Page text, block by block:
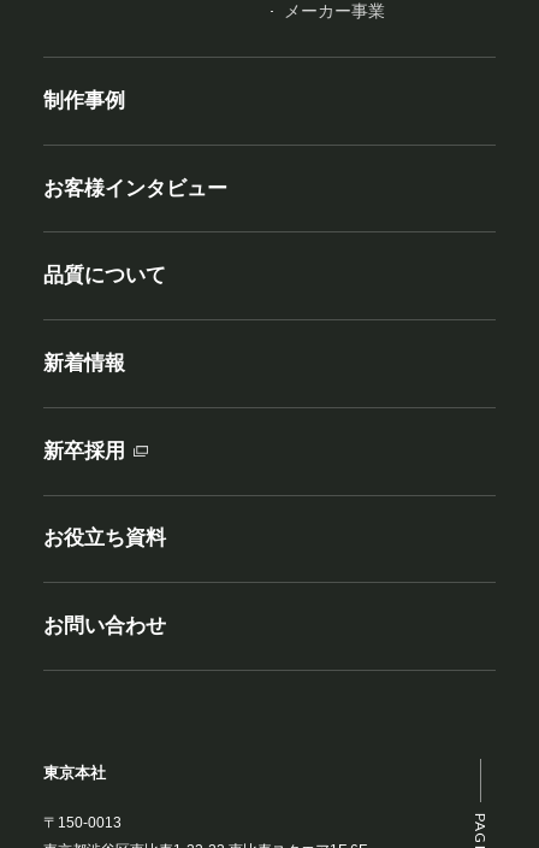
メーカー事業
制作事例
お客様インタビュー
品質について
新着情報
新卒採用
お役立ち資料
お問い合わせ
東京本社
〒150-0013